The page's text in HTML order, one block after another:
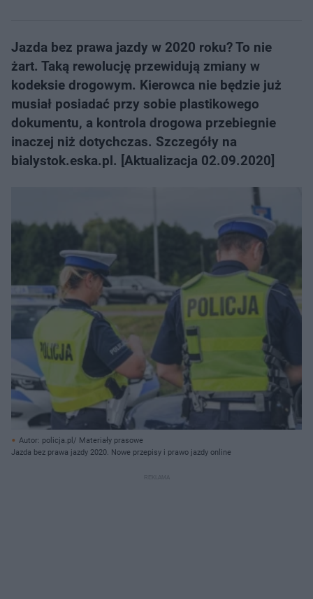
Jazda bez prawa jazdy w 2020 roku? To nie
żart. Taką rewolucję przewidują zmiany w
kodeksie drogowym. Kierowca nie będzie już
musiał posiadać przy sobie plastikowego
dokumentu, a kontrola drogowa przebiegnie
inaczej niż dotychczas. Szczegóły na
bialystok.eska.pl. [Aktualizacja 02.09.2020]
Autor: policja.pl/ Materiały prasowe
Jazda bez prawa jazdy 2020. Nowe przepisy i prawo jazdy online